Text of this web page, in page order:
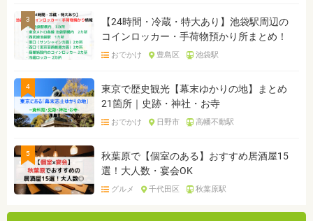
3
【24時間・冷蔵・特大あり】池袋駅周辺の
コインロッカー・手荷物預かり所まとめ！
おでかけ 豊島区 池袋駅
4
東京で歴史観光【幕末ゆかりの地】まとめ
21箇所｜史跡・神社・お寺
おでかけ 日野市 高幡不動駅
5
秋葉原で【個室のある】おすすめ居酒屋15
選！大人数・宴会OK
グルメ 千代田区 秋葉原駅